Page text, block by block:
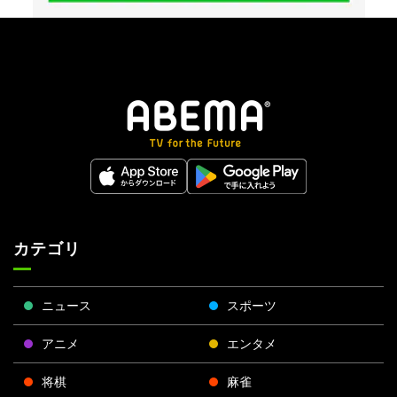
カテゴリ
ニュース スポーツ
アニメ エンタメ
将棋 麻雀